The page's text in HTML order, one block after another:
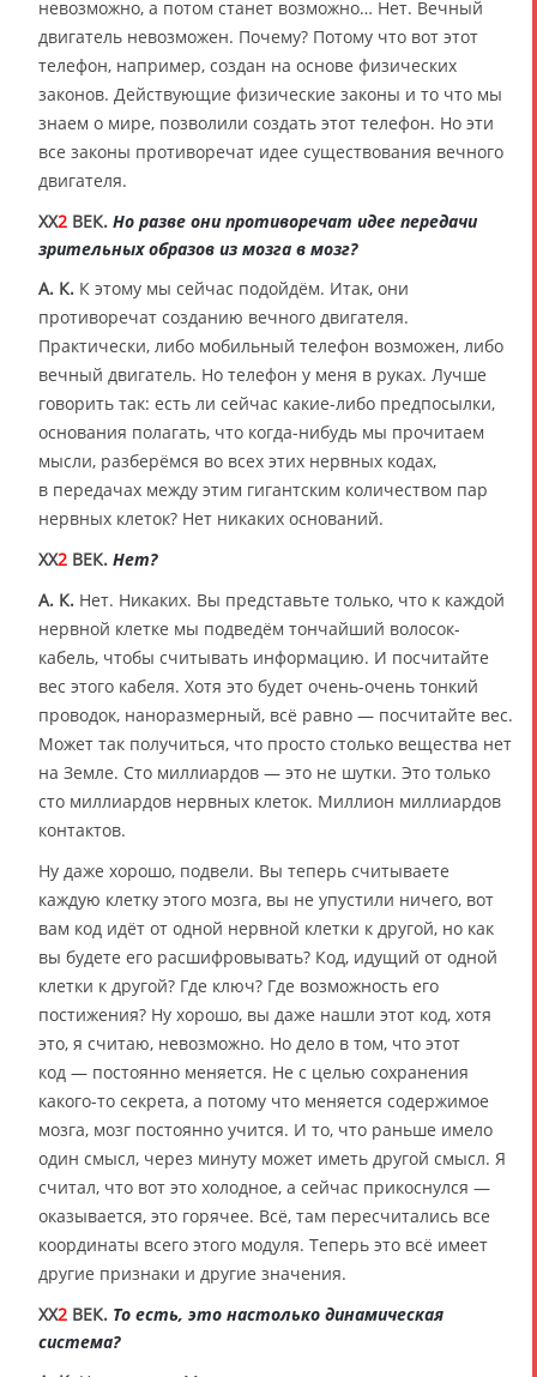
невозможно, а потом станет возможно… Нет. Вечный
двигатель невозможен. Почему? Потому что вот этот
телефон, например, создан на основе физических
законов. Действующие физические законы и то что мы
знаем о мире, позволили создать этот телефон. Но эти
все законы противоречат идее существования вечного
двигателя.
XX2 ВЕК. Но разве они противоречат идее передачи
зрительных образов из мозга в мозг?
А. К. К этому мы сейчас подойдём. Итак, они
противоречат созданию вечного двигателя.
Практически, либо мобильный телефон возможен, либо
вечный двигатель. Но телефон у меня в руках. Лучше
говорить так: есть ли сейчас какие-либо предпосылки,
основания полагать, что когда-нибудь мы прочитаем
мысли, разберёмся во всех этих нервных кодах,
в передачах между этим гигантским количеством пар
нервных клеток? Нет никаких оснований.
XX2 ВЕК. Нет?
А. К. Нет. Никаких. Вы представьте только, что к каждой
нервной клетке мы подведём тончайший волосок-
кабель, чтобы считывать информацию. И посчитайте
вес этого кабеля. Хотя это будет очень-очень тонкий
проводок, наноразмерный, всё равно — посчитайте вес.
Может так получиться, что просто столько вещества нет
на Земле. Сто миллиардов — это не шутки. Это только
сто миллиардов нервных клеток. Миллион миллиардов
контактов.
Ну даже хорошо, подвели. Вы теперь считываете
каждую клетку этого мозга, вы не упустили ничего, вот
вам код идёт от одной нервной клетки к другой, но как
вы будете его расшифровывать? Код, идущий от одной
клетки к другой? Где ключ? Где возможность его
постижения? Ну хорошо, вы даже нашли этот код, хотя
это, я считаю, невозможно. Но дело в том, что этот
код — постоянно меняется. Не с целью сохранения
какого-то секрета, а потому что меняется содержимое
мозга, мозг постоянно учится. И то, что раньше имело
один смысл, через минуту может иметь другой смысл. Я
считал, что вот это холодное, а сейчас прикоснулся —
оказывается, это горячее. Всё, там пересчитались все
координаты всего этого модуля. Теперь это всё имеет
другие признаки и другие значения.
XX2 ВЕК. То есть, это настолько динамическая
система?